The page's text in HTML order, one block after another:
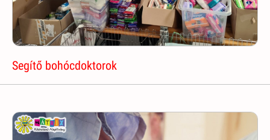
Segítő bohócdoktorok